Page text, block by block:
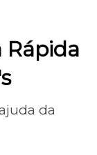
Rápida
da